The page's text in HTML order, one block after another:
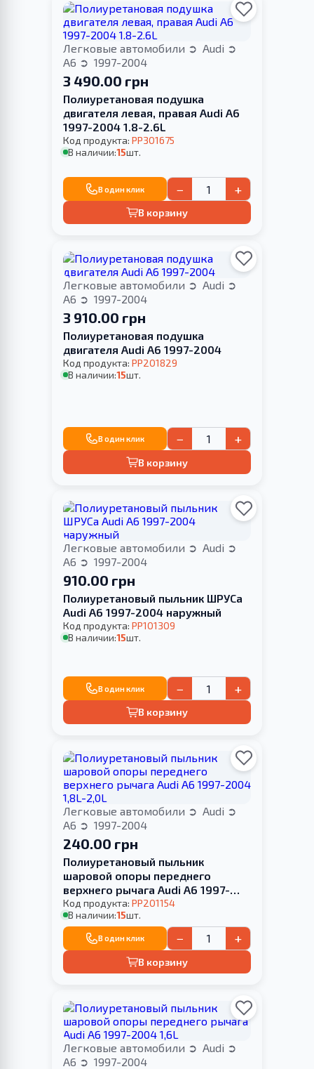
Легковые автомобили
Audi
A6
1997-2004
3 490.00 грн
Полиуретановая подушка
двигателя левая, правая Audi A6
1997-2004 1.8-2.6L
Код продукта: PP301675
В наличии:15шт.
В один клик − +
В корзину
Легковые автомобили
Audi
A6
1997-2004
3 910.00 грн
Полиуретановая подушка
двигателя Audi A6 1997-2004
Код продукта: PP201829
В наличии:15шт.
В один клик − +
В корзину
Легковые автомобили
Audi
A6
1997-2004
910.00 грн
Полиуретановый пыльник ШРУСа
Audi A6 1997-2004 наружный
Код продукта: PP101309
В наличии:15шт.
В один клик − +
В корзину
Легковые автомобили
Audi
A6
1997-2004
240.00 грн
Полиуретановый пыльник
шаровой опоры переднего
верхнего рычага Audi A6 1997-
2004 1,8L-2,0L
Код продукта: PP201154
В наличии:15шт.
В один клик − +
В корзину
Легковые автомобили
Audi
A6
1997-2004